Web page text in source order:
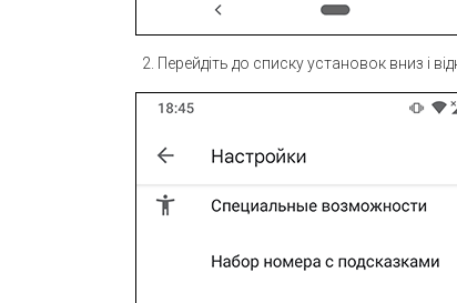
Перейдіть до списку установок вниз і